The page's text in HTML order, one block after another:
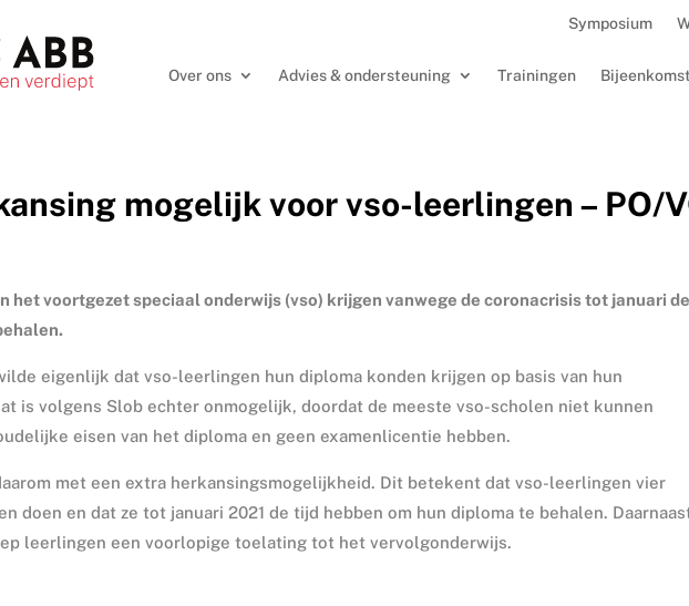
Symposium
Over ons Advies & ondersteuning Trainingen
mogelijk voor vso-leerlingen – PO/
het voortgezet speciaal onderwijs (vso) krijgen vanwege de coronacrisis tot januari
eigenlijk dat vso-leerlingen hun diploma konden krijgen op basis van hun
is volgens Slob echter onmogelijk, doordat de meeste vso-scholen niet kunnen
eisen van het diploma en geen examenlicentie hebben.
met een extra herkansingsmogelijkheid. Dit betekent dat vso-leerlingen vier
doen en dat ze tot januari 2021 de tijd hebben om hun diploma te behalen.
leerlingen een voorlopige toelating tot het vervolgonderwijs.